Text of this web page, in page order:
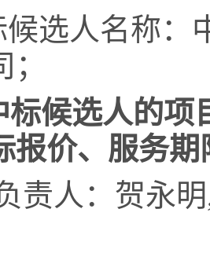
选人名称：
；
标候选人的项
报价、服务期
责人： 贺永明